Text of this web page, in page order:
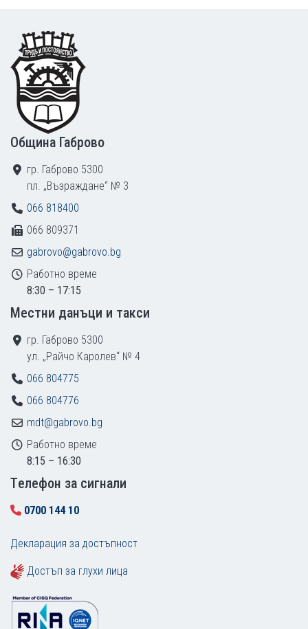
Footer
Община Габрово
гр. Габрово 5300
пл. „Възраждане“ № 3
066 818400
066 809371
gabrovo@gabrovo.bg
Работно време
8:30 – 17:15
Местни данъци и такси
гр. Габрово 5300
ул. „Райчо Каролев“ № 4
066 804775
066 804776
mdt@gabrovo.bg
Работно време
8:15 – 16:30
Tелефон за сигнали
0700 144 10
Декларация за достъпност
Достъп за глухи лица